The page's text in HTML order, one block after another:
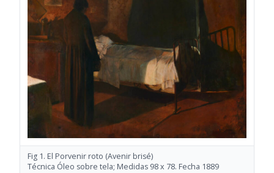
Fig 1. El Porvenir roto (Avenir brisé)
Técnica Óleo sobre tela; Medidas 98 x 78. Fecha 1889